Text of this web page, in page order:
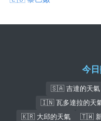
今
🇸🇦 吉達的天氣
🇮🇳 瓦多達拉的天
🇰🇷 大邱的天氣
🇹🇼 新